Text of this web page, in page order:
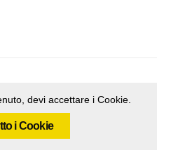
devi accettare i Cookie.
i Cookie